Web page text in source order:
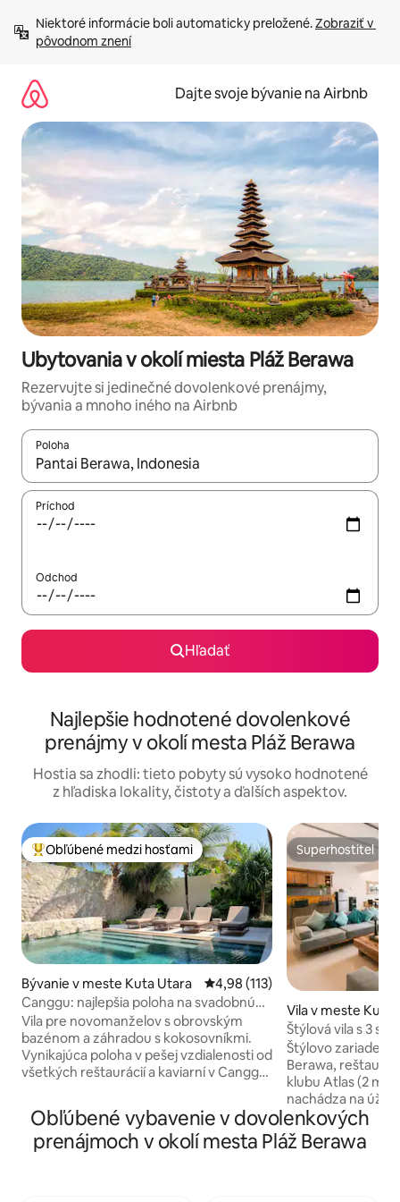
obsah.
Niektoré informácie boli automaticky preložené. Zobraziť v
pôvodnom znení
Dajte svoje bývanie na Airbnb
Ubytovania v okolí miesta Pláž Berawa
Rezervujte si jedinečné dovolenkové prenájmy,
bývania a mnoho iného na Airbnb
Poloha
Keď budú výsledky k dispozícii, môžete si ich prechádzať
Príchod
Odchod
Hľadať
Najlepšie hodnotené dovolenkové
prenájmy v okolí mesta Pláž Berawa
Hostia sa zhodli: tieto pobyty sú vysoko hodnotené
z hľadiska lokality, čistoty a ďalších aspektov.
Najobľúbenejšie medzi hosťami
Obľúbené medzi hosťami
Bývanie v meste Kuta Utara Priemerné ohodnotenie 4,98 z
4,98 (113)
Canggu: najlepšia poloha na svadobnú
cestu!
Vila pre novomanželov s obrovským
bazénom a záhradou s kokosovníkmi.
Vynikajúca poloha v pešej vzdialenosti od
všetkých reštaurácií a kaviarní v Canggu.
deň, ideálne na opaľovanie na terase.
Dve spálne majú manželské postele,
klimatizáciu a 55-palcové televízory +
kúpeľne. Obývacia časť s klimatizáciou,
Superhostiteľ
Superhostiteľ
Vila v meste Kuta
Štýlová vila s 3
neďaleko pohoria
Štýlovo
Berawa,
klubu Atlas (2
nachádza na
vzdialenosti od
klubov a dobrých
večery môžete
Obľúbené vybavenie v dovolenkových
prenájmoch v okolí mesta Pláž Berawa